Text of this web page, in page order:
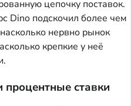
цепочку поставок.
Dino подскочил более чем
нервно рынок
крепкие у неё
ставки